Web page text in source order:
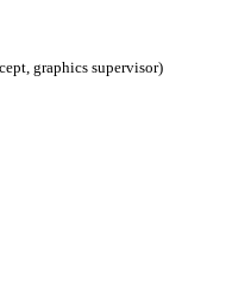
graphics supervisor)